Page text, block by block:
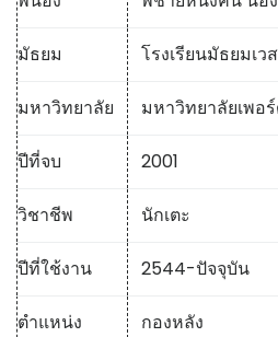
มัธยม โรงเรียนมัธยมเว
มหาวิทยาลัย มหาวิทยาลัยเพอ
ปีที่จบ 2001
วิชาชีพ นักเตะ
ปีที่ใช้งาน 2544-ปัจจุบัน
ตำแหน่ง กองหลัง